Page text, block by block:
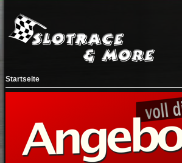
Startseite